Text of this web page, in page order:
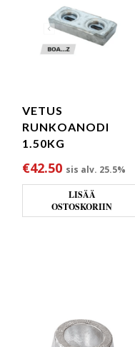
VETUS
RUNKOANODI
1.50KG
€42.50 sis alv. 25.5%
LISÄÄ
OSTOSKORIIN